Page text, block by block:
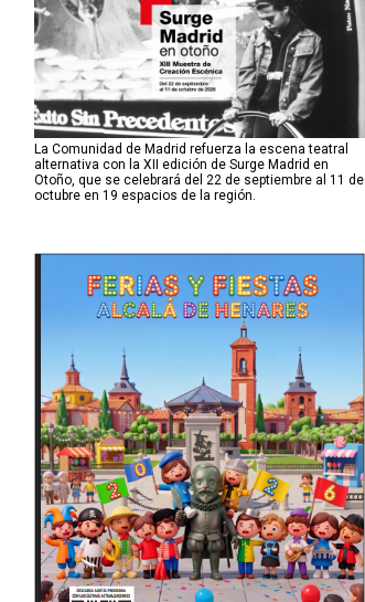
La Comunidad de Madrid refuerza la escena teatral
alternativa con la XII edición de Surge Madrid en
Otoño, que se celebrará del 22 de septiembre al 11 de
octubre en 19 espacios de la región.